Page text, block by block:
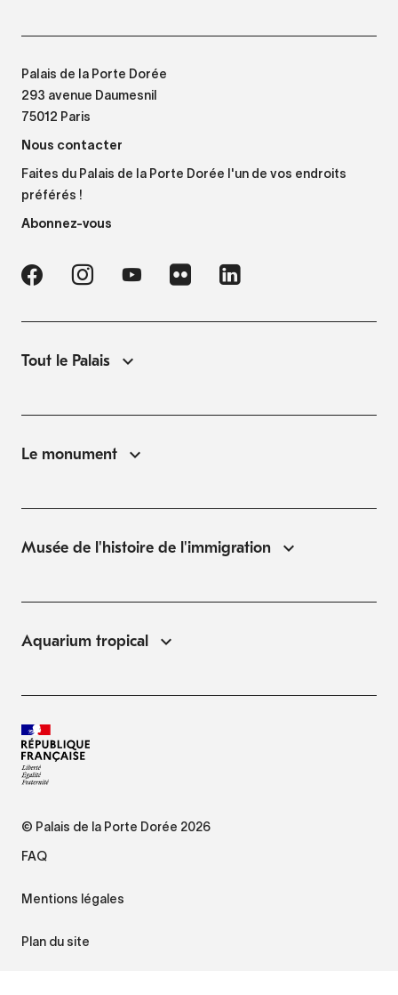
Palais de la Porte Dorée
293 avenue Daumesnil
75012 Paris
Nous contacter
Faites du Palais de la Porte Dorée l'un de vos endroits
préférés !
Abonnez-vous
Tout le Palais
Le monument
Musée de l'histoire de l'immigration
Aquarium tropical
© Palais de la Porte Dorée 2026
FAQ
Mentions légales
Plan du site